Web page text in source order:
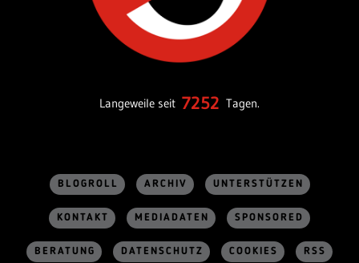
Langeweile seit 7252 Tagen.
BLOGROLL ARCHIV UNTERSTÜTZEN
KONTAKT MEDIADATEN SPONSORED
BERATUNG DATENSCHUTZ COOKIES RSS